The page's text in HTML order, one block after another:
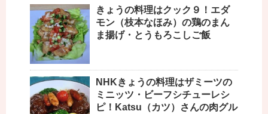
きょうの料理はクック９！エダ
モン（枝本なほみ）の鶏のまん
ま揚げ・とうもろこしご飯
NHKきょうの料理はザミーツの
ミニッツ・ビーフシチューレシ
ピ！Katsu（カツ）さんの肉グル